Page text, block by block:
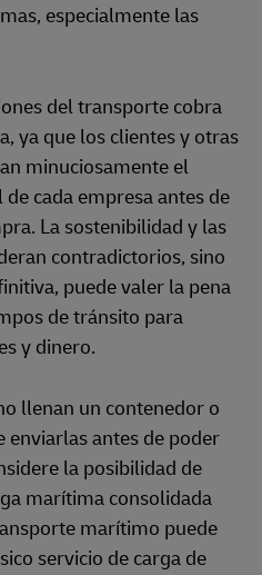
especialmente las
del transporte cobra
ya que los clientes y otras
minuciosamente el
cada empresa antes de
La sostenibilidad y las
contradictorios, sino
puede valer la pena
de tránsito para
y dinero.
llenan un contenedor o
enviarlas antes de poder
la posibilidad de
marítima consolidada
marítimo puede
servicio de carga de